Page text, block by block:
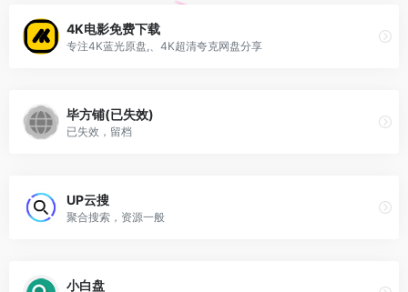
4K电影免费下载
专注4K蓝光原盘,、4K超清夸克网盘分享
毕方铺(已失效)
已失效，留档
UP云搜
聚合搜索，资源一般
小白盘